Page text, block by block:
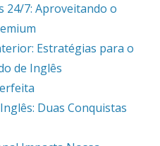
24/7: Aproveitando o
Estratégias para o
de Inglês
Duas Conquistas